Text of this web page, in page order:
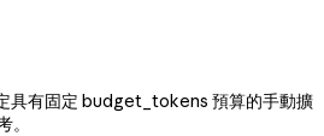
具有固定 budget_tokens 預算的手動擴